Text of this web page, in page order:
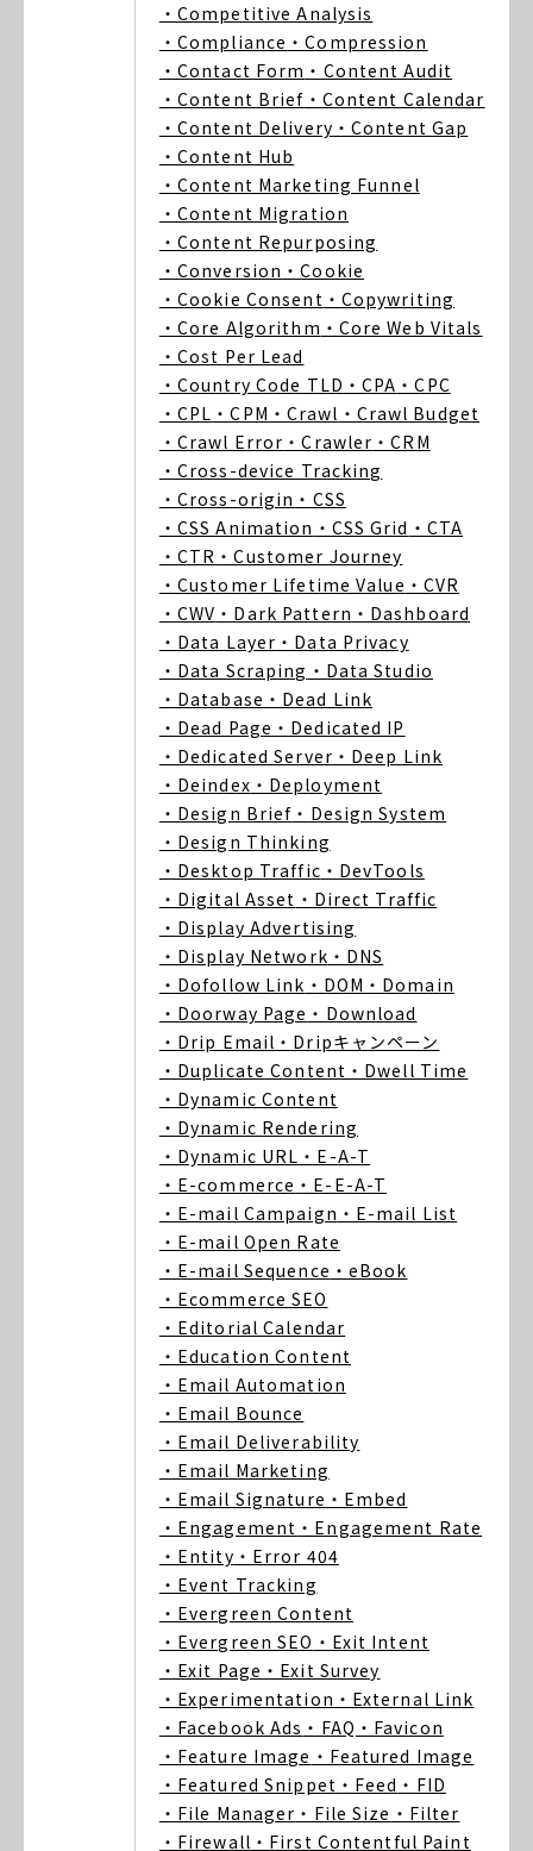
・Competitive Analysis
・Compliance ・Compression
・Contact Form ・Content Audit
・Content Brief ・Content Calendar
・Content Delivery ・Content Gap
・Content Hub
・Content Marketing Funnel
・Content Migration
・Content Repurposing
・Conversion ・Cookie
・Cookie Consent ・Copywriting
・Core Algorithm ・Core Web Vitals
・Cost Per Lead
・Country Code TLD ・CPA ・CPC
・CPL ・CPM ・Crawl ・Crawl Budget
・Crawl Error ・Crawler ・CRM
・Cross-device Tracking
・Cross-origin ・CSS
・CSS Animation ・CSS Grid ・CTA
・CTR ・Customer Journey
・Customer Lifetime Value ・CVR
・CWV ・Dark Pattern ・Dashboard
・Data Layer ・Data Privacy
・Data Scraping ・Data Studio
・Database ・Dead Link
・Dead Page ・Dedicated IP
・Dedicated Server ・Deep Link
・Deindex ・Deployment
・Design Brief ・Design System
・Design Thinking
・Desktop Traffic ・DevTools
・Digital Asset ・Direct Traffic
・Display Advertising
・Display Network ・DNS
・Dofollow Link ・DOM ・Domain
・Doorway Page ・Download
・Drip Email ・Dripキャンペーン
・Duplicate Content ・Dwell Time
・Dynamic Content
・Dynamic Rendering
・Dynamic URL ・E-A-T
・E-commerce ・E-E-A-T
・E-mail Campaign ・E-mail List
・E-mail Open Rate
・E-mail Sequence ・eBook
・Ecommerce SEO
・Editorial Calendar
・Education Content
・Email Automation
・Email Bounce
・Email Deliverability
・Email Marketing
・Email Signature ・Embed
・Engagement ・Engagement Rate
・Entity ・Error 404
・Event Tracking
・Evergreen Content
・Evergreen SEO ・Exit Intent
・Exit Page ・Exit Survey
・Experimentation ・External Link
・Facebook Ads ・FAQ ・Favicon
・Feature Image ・Featured Image
・Featured Snippet ・Feed ・FID
・File Manager ・File Size ・Filter
・Firewall ・First Contentful Paint